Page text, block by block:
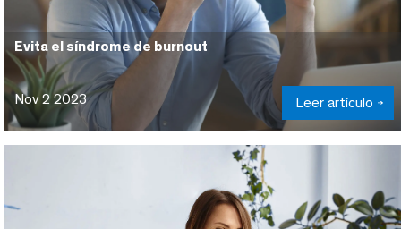
Evita el síndrome de burnout
Nov 2 2023 Leer artículo